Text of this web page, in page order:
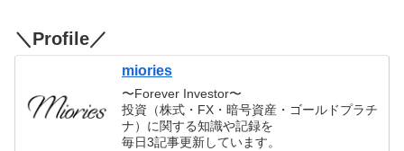
＼Profile／
miories
〜Forever Investor〜
投資（株式・FX・暗号資産・ゴールドプラチ
ナ）に関する知識や記録を
毎日3記事更新しています。